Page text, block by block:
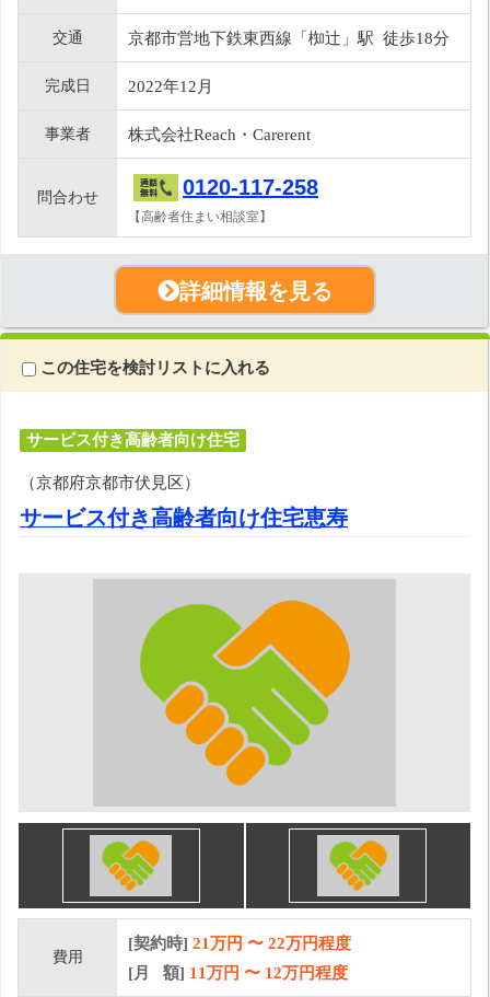
交通 京都市営地下鉄東西線「椥辻」駅 徒歩18分
完成日 2022年12月
事業者 株式会社Reach・Carerent
問合わせ 0120-117-258
【高齢者住まい相談室】
詳細情報を見る
この住宅を検討リストに入れる
サービス付き高齢者向け住宅
（京都府京都市伏見区）
サービス付き高齢者向け住宅恵寿
費用
[契約時] 21万円 〜 22万円程度
[月 額] 11万円 〜 12万円程度